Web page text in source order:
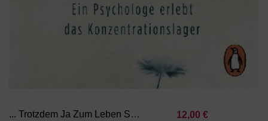
... Trotzdem Ja Zum Leben Sagen 12,00 €